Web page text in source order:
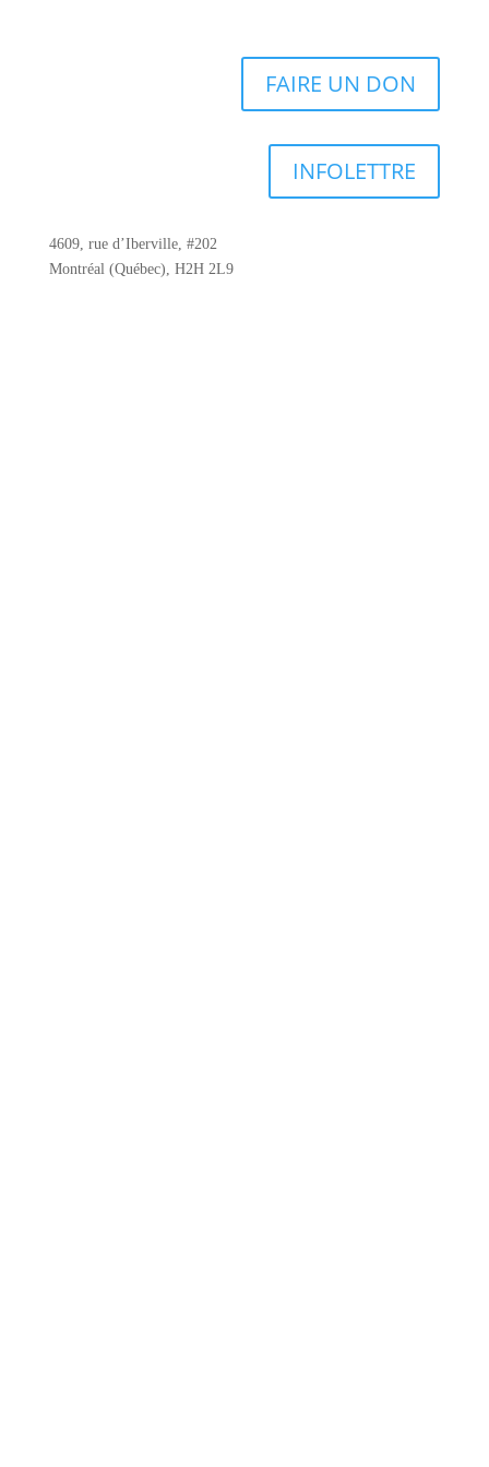
FAIRE UN DON
INFOLETTRE
4609, rue d’Iberville, #202
Montréal (Québec), H2H 2L9